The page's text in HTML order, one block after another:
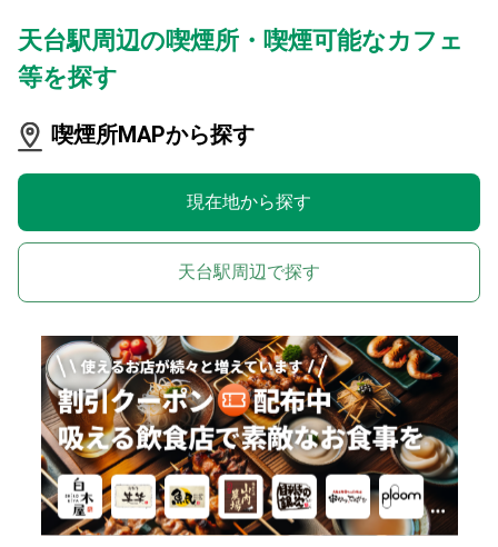
天台駅周辺の喫煙所・喫煙可能なカフェ
等を探す
喫煙所MAPから探す
現在地から探す
天台駅周辺で探す